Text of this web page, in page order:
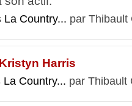
La Country... par
Harris
La Country... par